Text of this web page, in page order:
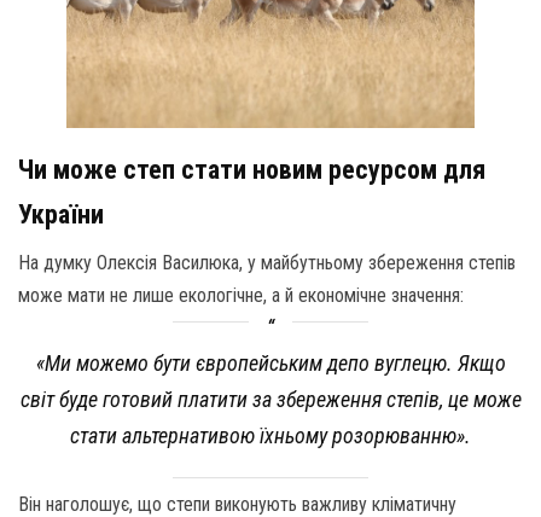
Чи може степ стати новим ресурсом для
України
На думку Олексія Василюка, у майбутньому збереження степів
може мати не лише екологічне, а й економічне значення:
«Ми можемо бути європейським депо вуглецю. Якщо
світ буде готовий платити за збереження степів, це може
стати альтернативою їхньому розорюванню».
Він наголошує, що степи виконують важливу кліматичну